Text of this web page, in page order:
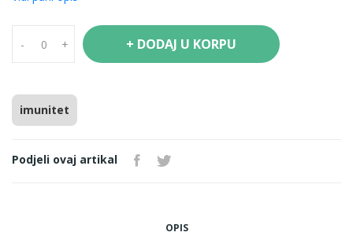
Od 12 godina: 2 do 3 gumene bombone dnevno.
Pogodno za trudnice i dojilje.
osobama sa historijom alergija na pčelinje proizvode. Ne
uzimati preko preporučene dnevne doze. Dodatak prehrani ne
načinu života.
- + + DODAJ U KORPU
imunitet
Podjeli ovaj artikal
OPIS